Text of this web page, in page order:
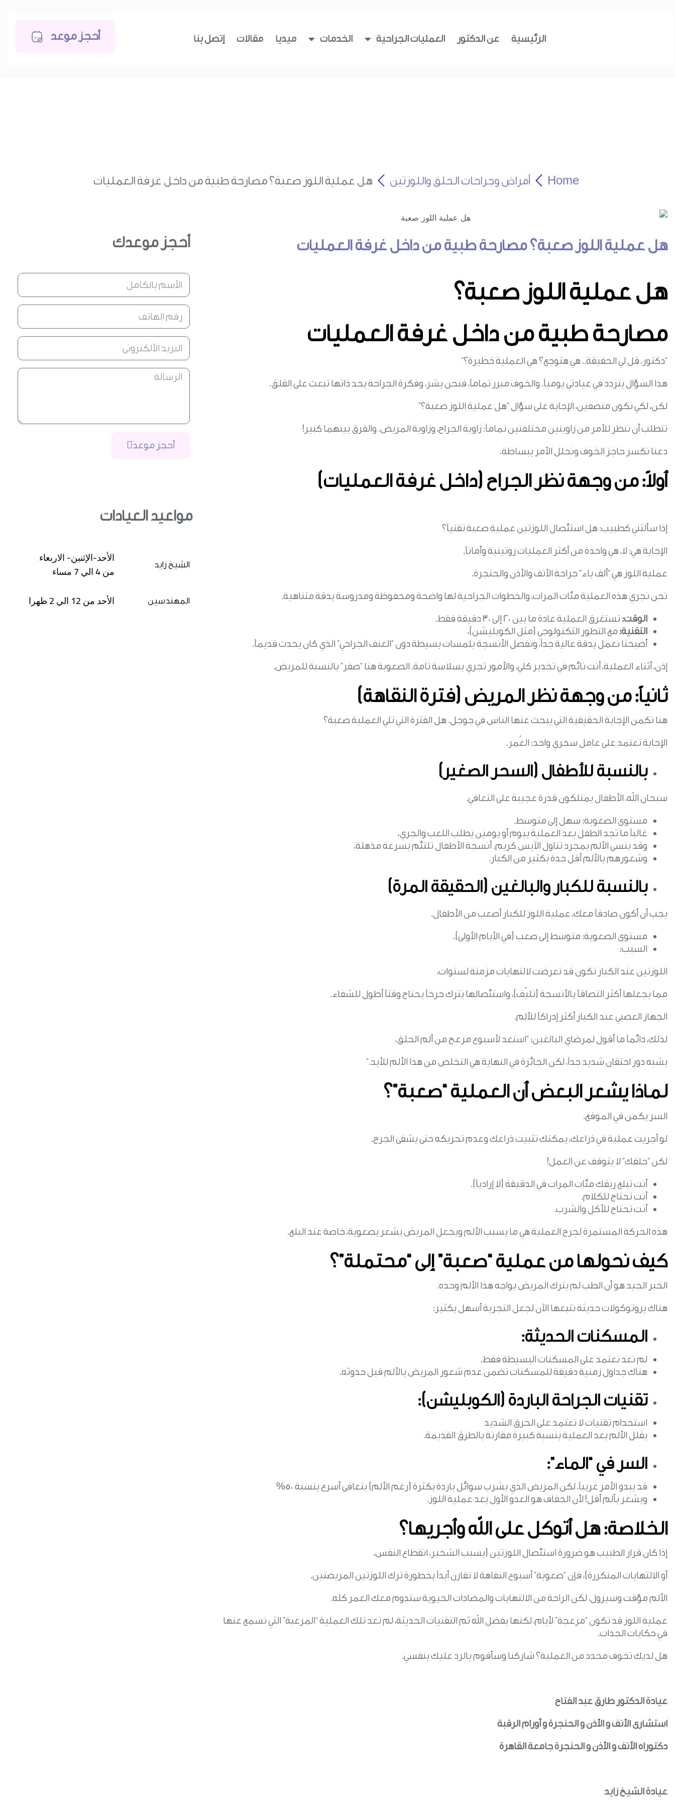
الرئيسية عن الدكتور العمليات الجراحية الخدمات ميديا مقالات إتصل بنا أحجز موعد
Home أمراض وجراحات الحلق واللوزتين هل عملية اللوز صعبة؟ مصارحة طبية من داخل غرفة العمليات
هل عملية اللوز صعبة؟ مصارحة طبية من داخل غرفة العمليات
هل عملية اللوز صعبة؟
مصارحة طبية من داخل غرفة العمليات
“دكتور، قل لي الحقيقة.. هي هتوجع؟ هي العملية خطيرة؟”
هذا السؤال يتردد في عيادتي يومياً. والخوف مبرر تماماً، فنحن بشر، وفكرة الجراحة بحد ذاتها تبعث على القلق.
لكن، لكي نكون منصفين، الإجابة على سؤال “هل عملية اللوز صعبة؟”
تتطلب أن ننظر للأمر من زاويتين مختلفتين تماماً: زاوية الجراح، وزاوية المريض. والفرق بينهما كبير!
دعنا نكسر حاجز الخوف ونحلل الأمر ببساطة.
أولاً: من وجهة نظر الجراح (داخل غرفة العمليات)
إذا سألتني كطبيب: هل استئصال اللوزتين عملية صعبة تقنياً؟
الإجابة هي: لا، هي واحدة من أكثر العمليات روتينية وأماناً.
عملية اللوز هي “ألف باء” جراحة الأنف والأذن والحنجرة.
نحن نجري هذه العملية مئات المرات، والخطوات الجراحية لها واضحة ومحفوظة ومدروسة بدقة متناهية.
الوقت: تستغرق العملية عادة ما بين 20 إلى 30 دقيقة فقط.
التقنية: مع التطور التكنولوجي (مثل الكوبليشن)،
أصبحنا نعمل بدقة عالية جداً، ونفصل الأنسجة بلمسات بسيطة دون “العنف الجراحي” الذي كان يحدث قديماً.
إذن، أثناء العملية، أنت نائم في تخدير كلي، والأمور تجري بسلاسة تامة. الصعوبة هنا “صفر” بالنسبة للمريض.
ثانياً: من وجهة نظر المريض (فترة النقاهة)
هنا تكمن الإجابة الحقيقية التي يبحث عنها الناس في جوجل. هل الفترة التي تلي العملية صعبة؟
الإجابة تعتمد على عامل سحري واحد: العُمر.
بالنسبة للأطفال (السحر الصغير)
سبحان الله، الأطفال يمتلكون قدرة عجيبة على التعافي.
مستوى الصعوبة: سهل إلى متوسط.
غالباً ما تجد الطفل بعد العملية بيوم أو يومين يطلب اللعب والجري،
وقد ينسى الألم بمجرد تناول الآيس كريم. أنسجة الأطفال تلتئم بسرعة مذهلة،
وشعورهم بالألم أقل حدة بكثير من الكبار.
بالنسبة للكبار والبالغين (الحقيقة المرة)
يجب أن أكون صادقاً معك، عملية اللوز للكبار أصعب من الأطفال.
مستوى الصعوبة: متوسط إلى صعب (في الأيام الأولى).
السبب:
اللوزتين عند الكبار تكون قد تعرضت لالتهابات مزمنة لسنوات،
مما يجعلها أكثر التصاقاً بالأنسجة (تليّف)، واستئصالها يترك جرحاً يحتاج وقتاً أطول للشفاء.
الجهاز العصبي عند الكبار أكثر إدراكاً للألم.
لذلك، دائماً ما أقول لمرضاي البالغين: “استعد لأسبوع مزعج من ألم الحلق،
يشبه دور احتقان شديد جداً، لكن الجائزة في النهاية هي التخلص من هذا الألم للأبد.”
لماذا يشعر البعض أن العملية “صعبة”؟
السر يكمن في الموقع.
لو أجريت عملية في ذراعك، يمكنك تثبيت ذراعك وعدم تحريكه حتى يشفى الجرح.
لكن “حلقك” لا يتوقف عن العمل!
أنت تبلع ريقك مئات المرات في الدقيقة (لا إرادياً).
أنت تحتاج للكلام.
أنت تحتاج للأكل والشرب.
هذه الحركة المستمرة لجرح العملية هي ما يسبب الألم ويجعل المريض يشعر بصعوبة، خاصة عند البلع.
كيف نحولها من عملية “صعبة” إلى “محتملة”؟
الخبر الجيد هو أن الطب لم يترك المريض يواجه هذا الألم وحده.
هناك بروتوكولات حديثة نتبعها الآن لجعل التجربة أسهل بكثير:
المسكنات الحديثة:
لم نعد نعتمد على المسكنات البسيطة فقط.
هناك جداول زمنية دقيقة للمسكنات تضمن عدم شعور المريض بالألم قبل حدوثه.
تقنيات الجراحة الباردة (الكوبليشن):
استخدام تقنيات لا تعتمد على الحرق الشديد
يقلل الألم بعد العملية بنسبة كبيرة مقارنة بالطرق القديمة.
السر في “الماء”:
قد يبدو الأمر غريباً، لكن المريض الذي يشرب سوائل باردة بكثرة (رغم الألم) يتعافى أسرع بنسبة 50%
ويشعر بألم أقل! لأن الجفاف هو العدو الأول بعد عملية اللوز.
الخلاصة: هل أتوكل على الله وأجريها؟
إذا كان قرار الطبيب هو ضرورة استئصال اللوزتين (بسبب الشخير، انقطاع النفس،
أو الالتهابات المتكررة)، فإن “صعوبة” أسبوع النقاهة لا تقارن أبداً بخطورة ترك اللوزتين المريضتين.
الألم مؤقت وسيزول، لكن الراحة من الالتهابات والمضادات الحيوية ستدوم معك العمر كله.
عملية اللوز قد تكون “مزعجة” لأيام، لكنها بفضل الله ثم التقنيات الحديثة، لم تعد تلك العملية “المرعبة” التي نسمع عنها
في حكايات الجدات.
هل لديك تخوف محدد من العملية؟ شاركنا وسأقوم بالرد عليك بنفسي.
عيادة الدكتور طارق عبد الفتاح
استشارى الأنف و الأذن و الحنجرة و أورام الرقبة
دكتوراه الأنف و الأذن و الحنجرة جامعة القاهرة
عيادة الشيخ زايد
أحجز موعدك
أحجز موعد
مواعيد العيادات
الشيخ زايد
الأحد-الإثنين- الاربعاء
من 4 الي 7 مساء
المهندسين الأحد من 12 الي 2 ظهرا